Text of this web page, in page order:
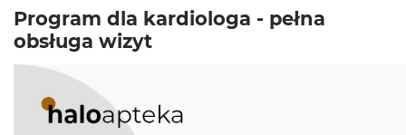
Program dla kardiologa - pełna
obsługa wizyt